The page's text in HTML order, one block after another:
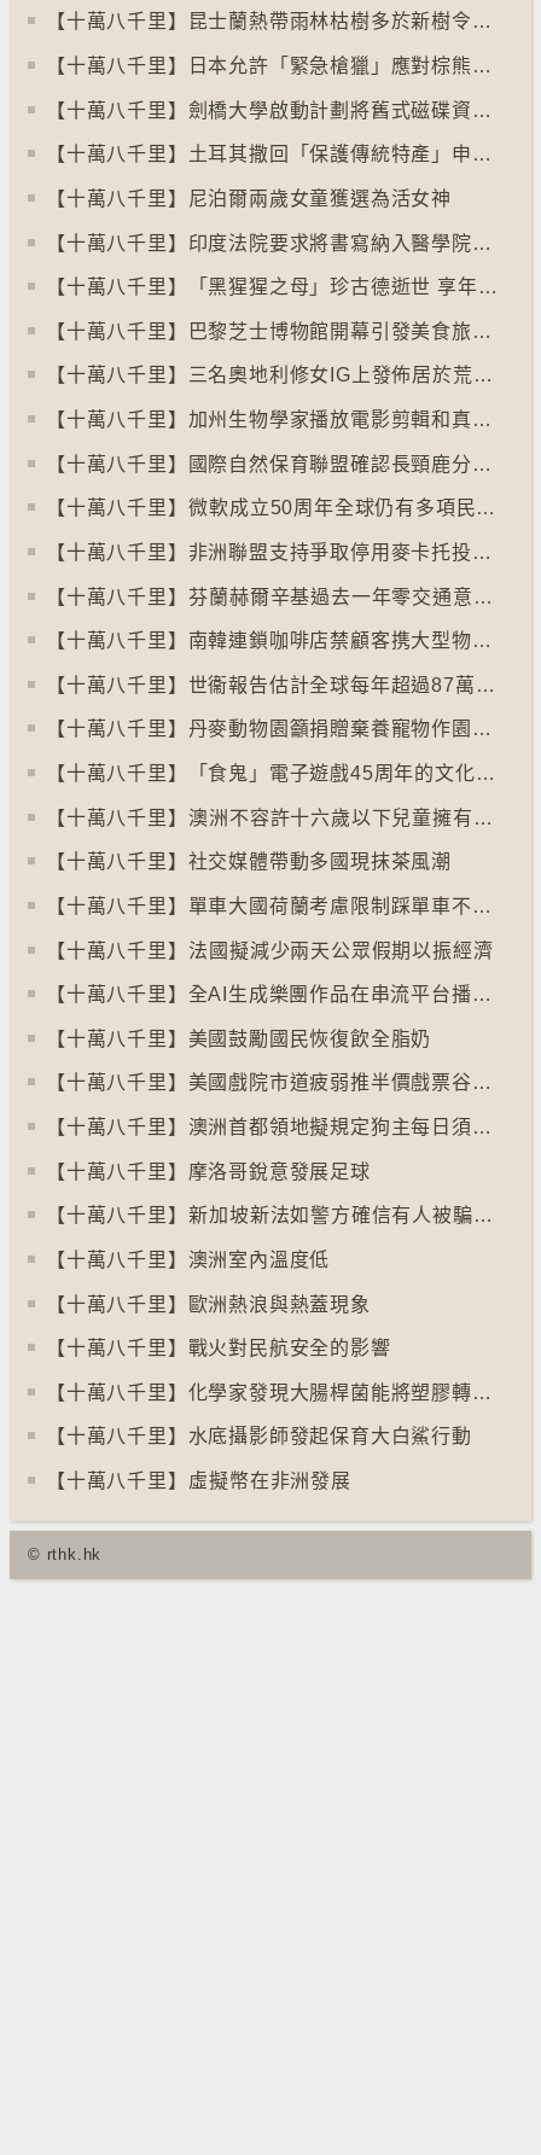
【十萬八千里】昆士蘭熱帶雨林枯樹多於新樹令二氧化碳釋出量多於吸收量
【十萬八千里】日本允許「緊急槍獵」應對棕熊襲擊人類事件急增
【十萬八千里】劍橋大學啟動計劃將舊式磁碟資料存檔
【十萬八千里】土耳其撒回「保護傳統特產」申請德國烤肉多樣性獲保護
【十萬八千里】尼泊爾兩歲女童獲選為活女神
【十萬八千里】印度法院要求將書寫納入醫學院課程
【十萬八千里】「黑猩猩之母」珍古德逝世 享年91歲
【十萬八千里】巴黎芝士博物館開幕引發美食旅遊熱潮
【十萬八千里】三名奧地利修女IG上發佈居於荒廢修道院情況結果廣受歡迎
【十萬八千里】加州生物學家播放電影剪輯和真人聲音驅狼
【十萬八千里】國際自然保育聯盟確認長頸鹿分四個品種有助制訂保育方案
【十萬八千里】⁠微軟成立50周年全球仍有多項民生系統沿用舊視窗系統
【十萬八千里】非洲聯盟支持爭取停用麥卡托投影法地點
【十萬八千里】⁠芬蘭赫爾辛基過去一年零交通意外致死個案
【十萬八千里】南韓連鎖咖啡店禁顧客携大型物品以減少長期佔位辦公情況
【十萬八千里】世衞報告估計全球每年超過87萬死亡個案與孤獨病有關
【十萬八千里】丹麥動物園籲捐贈棄養寵物作園內動物食糧
【十萬八千里】「食鬼」電子遊戲45周年的文化現象
【十萬八千里】⁠澳洲不容許十六歲以下兒童擁有YOUTUBE帳戶
【十萬八千里】社交媒體帶動多國現抹茶風潮
【十萬八千里】單車大國荷蘭考慮限制踩單車不高於時速廿五公里
【十萬八千里】⁠法國擬減少兩天公眾假期以振經濟
【十萬八千里】全AI生成樂團作品在串流平台播放率累積過百萬
【十萬八千里】美國鼓勵國民恢復飲全脂奶
【十萬八千里】美國戲院市道疲弱推半價戲票谷生意
【十萬八千里】澳洲首都領地擬規定狗主每日須陪狗隻三小時
【十萬八千里】摩洛哥銳意發展足球
【十萬八千里】⁠新加坡新法如警方確信有人被騙可凍結其戶口
【十萬八千里】澳洲室內溫度低
【十萬八千里】歐洲熱浪與熱蓋現象
【十萬八千里】戰火對民航安全的影響
【十萬八千里】化學家發現大腸桿菌能將塑膠轉化為止痛藥
【十萬八千里】水底攝影師發起保育大白鯊行動
【十萬八千里】⁠虛擬幣在非洲發展
© rthk.hk